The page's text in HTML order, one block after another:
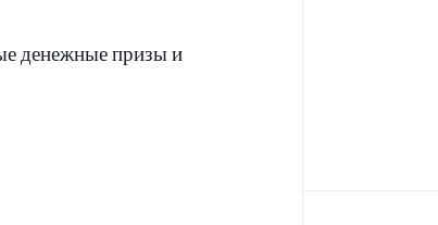
денежные призы и